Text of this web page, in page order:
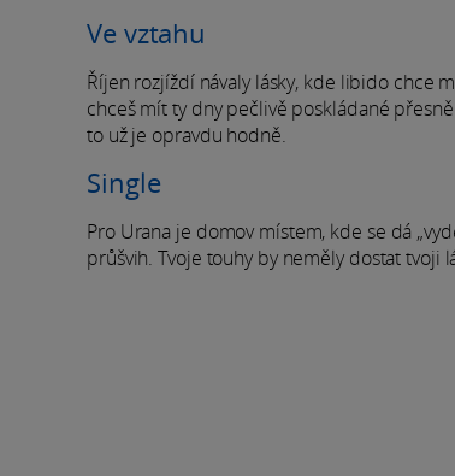
Ve vztahu
Říjen rozjíždí návaly lásky, kde libido chce
chceš mít ty dny pečlivě poskládané
to už je opravdu hodně.
Single
Pro Urana je domov místem, kde se dá
průšvih. Tvoje touhy by neměly dostat tvoji